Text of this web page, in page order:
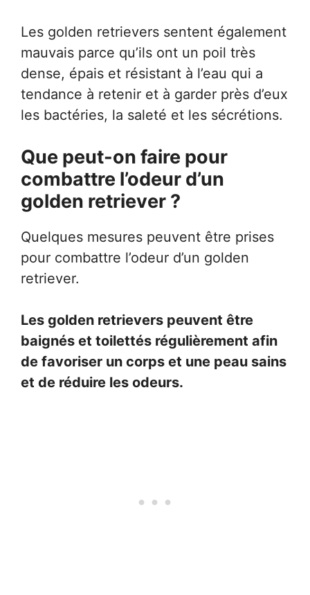
Les golden retrievers sentent également
mauvais parce qu’ils ont un poil très
dense, épais et résistant à l’eau qui a
tendance à retenir et à garder près d’eux
les bactéries, la saleté et les sécrétions.
Que peut-on faire pour
combattre l’odeur d’un
golden retriever ?
Quelques mesures peuvent être prises
pour combattre l’odeur d’un golden
retriever.
Les golden retrievers peuvent être
baignés et toilettés régulièrement afin
de favoriser un corps et une peau sains
et de réduire les odeurs.